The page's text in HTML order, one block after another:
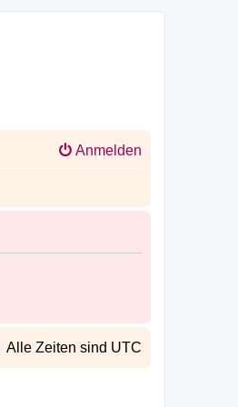
Anmelden
Alle Zeiten sind UTC